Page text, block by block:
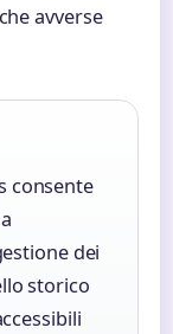
avverse
consente
dei
storico